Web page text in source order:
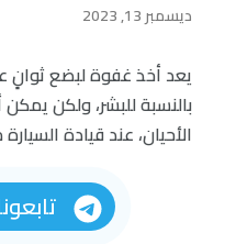
ديسمبر 13, 2023
يعد أخذ غفوة لبضع
بالنسبة للبشر، ولكن
الأحيان، عند قيادة السيارة